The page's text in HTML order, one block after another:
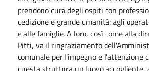
prendono cura degli ospiti con
dedizione e grande umanità: agli
e alle famiglie. A loro, così come alla
Pitti, va il ringraziamento
comunale per l'impegno e l'attenzione
questa struttura un luogo accogliente,